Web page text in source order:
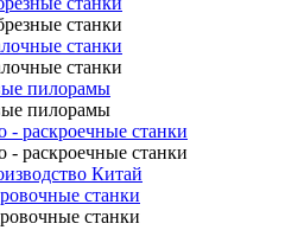
станки
станки
станки
пилорамы
пилорамы
- раскроечные станки
- раскроечные станки
Китай
станки
станки